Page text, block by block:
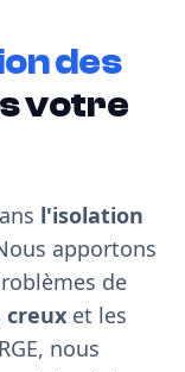
des
votre
l'isolation
apportons
de
creux et les
nous